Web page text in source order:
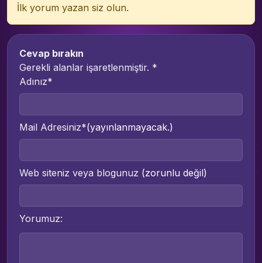
İlk yorum yazan siz olun.
Cevap bırakın
Gerekli alanlar işaretlenmiştir. *
Adınız*
Mail Adresiniz*(yayınlanmayacak.)
Web siteniz veya blogunuz (zorunlu değil)
Yorumuz: